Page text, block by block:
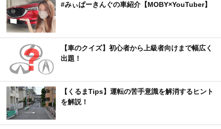
#みぃぱーきんぐの車紹介【MOBY×YouTuber】
【車のクイズ】初心者から上級者向けまで幅広く
出題！
【くるまTips】運転の苦手意識を解消するヒント
を解説！